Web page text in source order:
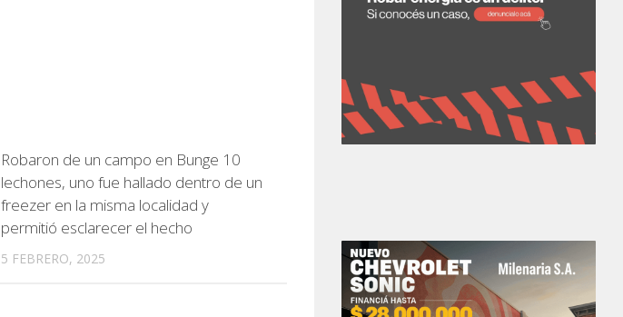
Robaron de un campo en Bunge 10
lechones, uno fue hallado dentro de un
freezer en la misma localidad y
permitió esclarecer el hecho
5 FEBRERO, 2025